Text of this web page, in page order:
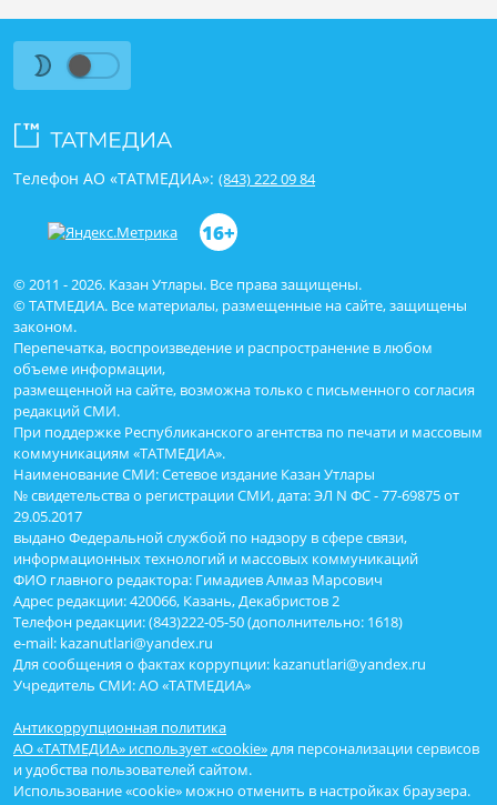
© 2011 - 2026. Казан Утлары. Все права защищены.
© ТАТМЕДИА. Все материалы, размещенные на сайте, защищены
законом.
Перепечатка, воспроизведение и распространение в любом
объеме информации,
размещенной на сайте, возможна только с письменного согласия
редакций СМИ.
При поддержке Республиканского агентства по печати и массовым
коммуникациям «ТАТМЕДИА».
Наименование СМИ: Сетевое издание Казан Утлары
№ свидетельства о регистрации СМИ, дата: ЭЛ N ФС - 77-69875 от
29.05.2017
выдано Федеральной службой по надзору в сфере связи,
информационных технологий и массовых коммуникаций
ФИО главного редактора: Гимадиев Алмаз Марсович
Адрес редакции: 420066, Казань, Декабристов 2
Телефон редакции: (843)222-05-50 (дополнительно: 1618)
e-mail: kazanutlari@yandex.ru
Для сообщения о фактах коррупции: kazanutlari@yandex.ru
Учредитель СМИ: АО «ТАТМЕДИА»
Антикоррупционная политика
АО «ТАТМЕДИА» использует «cookie»для персонализации сервисов
и удобства пользователей сайтом.
Использование «cookie» можно отменить в настройках браузера.
Телефон АО «ТАТМЕДИА»: (843) 222 09 84
16+